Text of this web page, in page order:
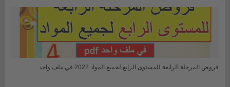
فروض المرحلة الرابعة للمستوى الرابع لجميع المواد 2022 في ملف واحد